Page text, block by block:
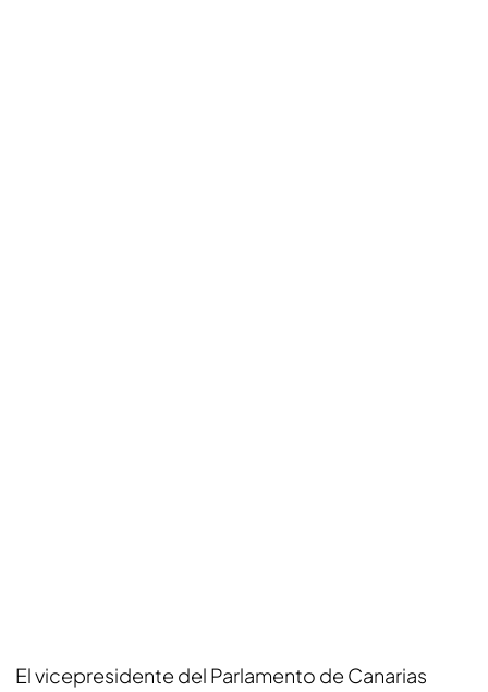
El vicepresidente del Parlamento de Canarias